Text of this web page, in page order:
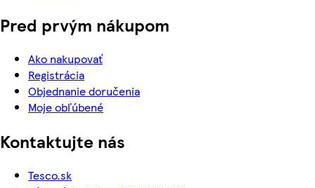
Pred prvým nákupom
Ako nakupovať
Registrácia
Objednanie doručenia
Moje obľúbené
Kontaktujte nás
Tesco.sk